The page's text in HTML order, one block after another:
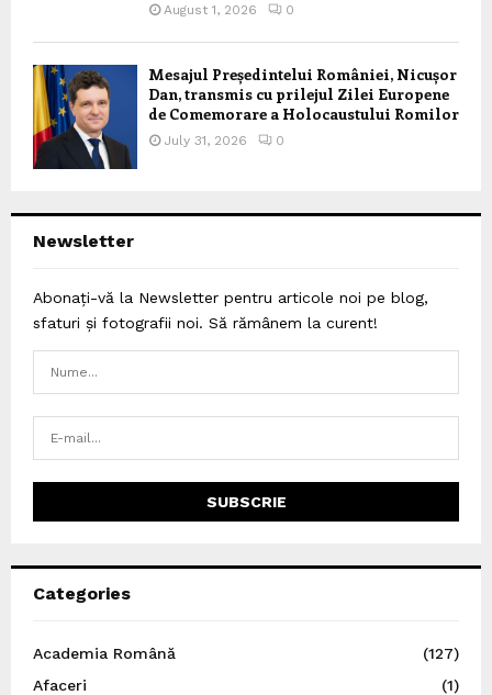
August 1, 2026 0
Mesajul Președintelui României, Nicușor
Dan, transmis cu prilejul Zilei Europene
de Comemorare a Holocaustului Romilor
July 31, 2026 0
Newsletter
Abonați-vă la Newsletter pentru articole noi pe blog,
sfaturi și fotografii noi. Să rămânem la curent!
Categories
Academia Română
(127)
Afaceri
(1)